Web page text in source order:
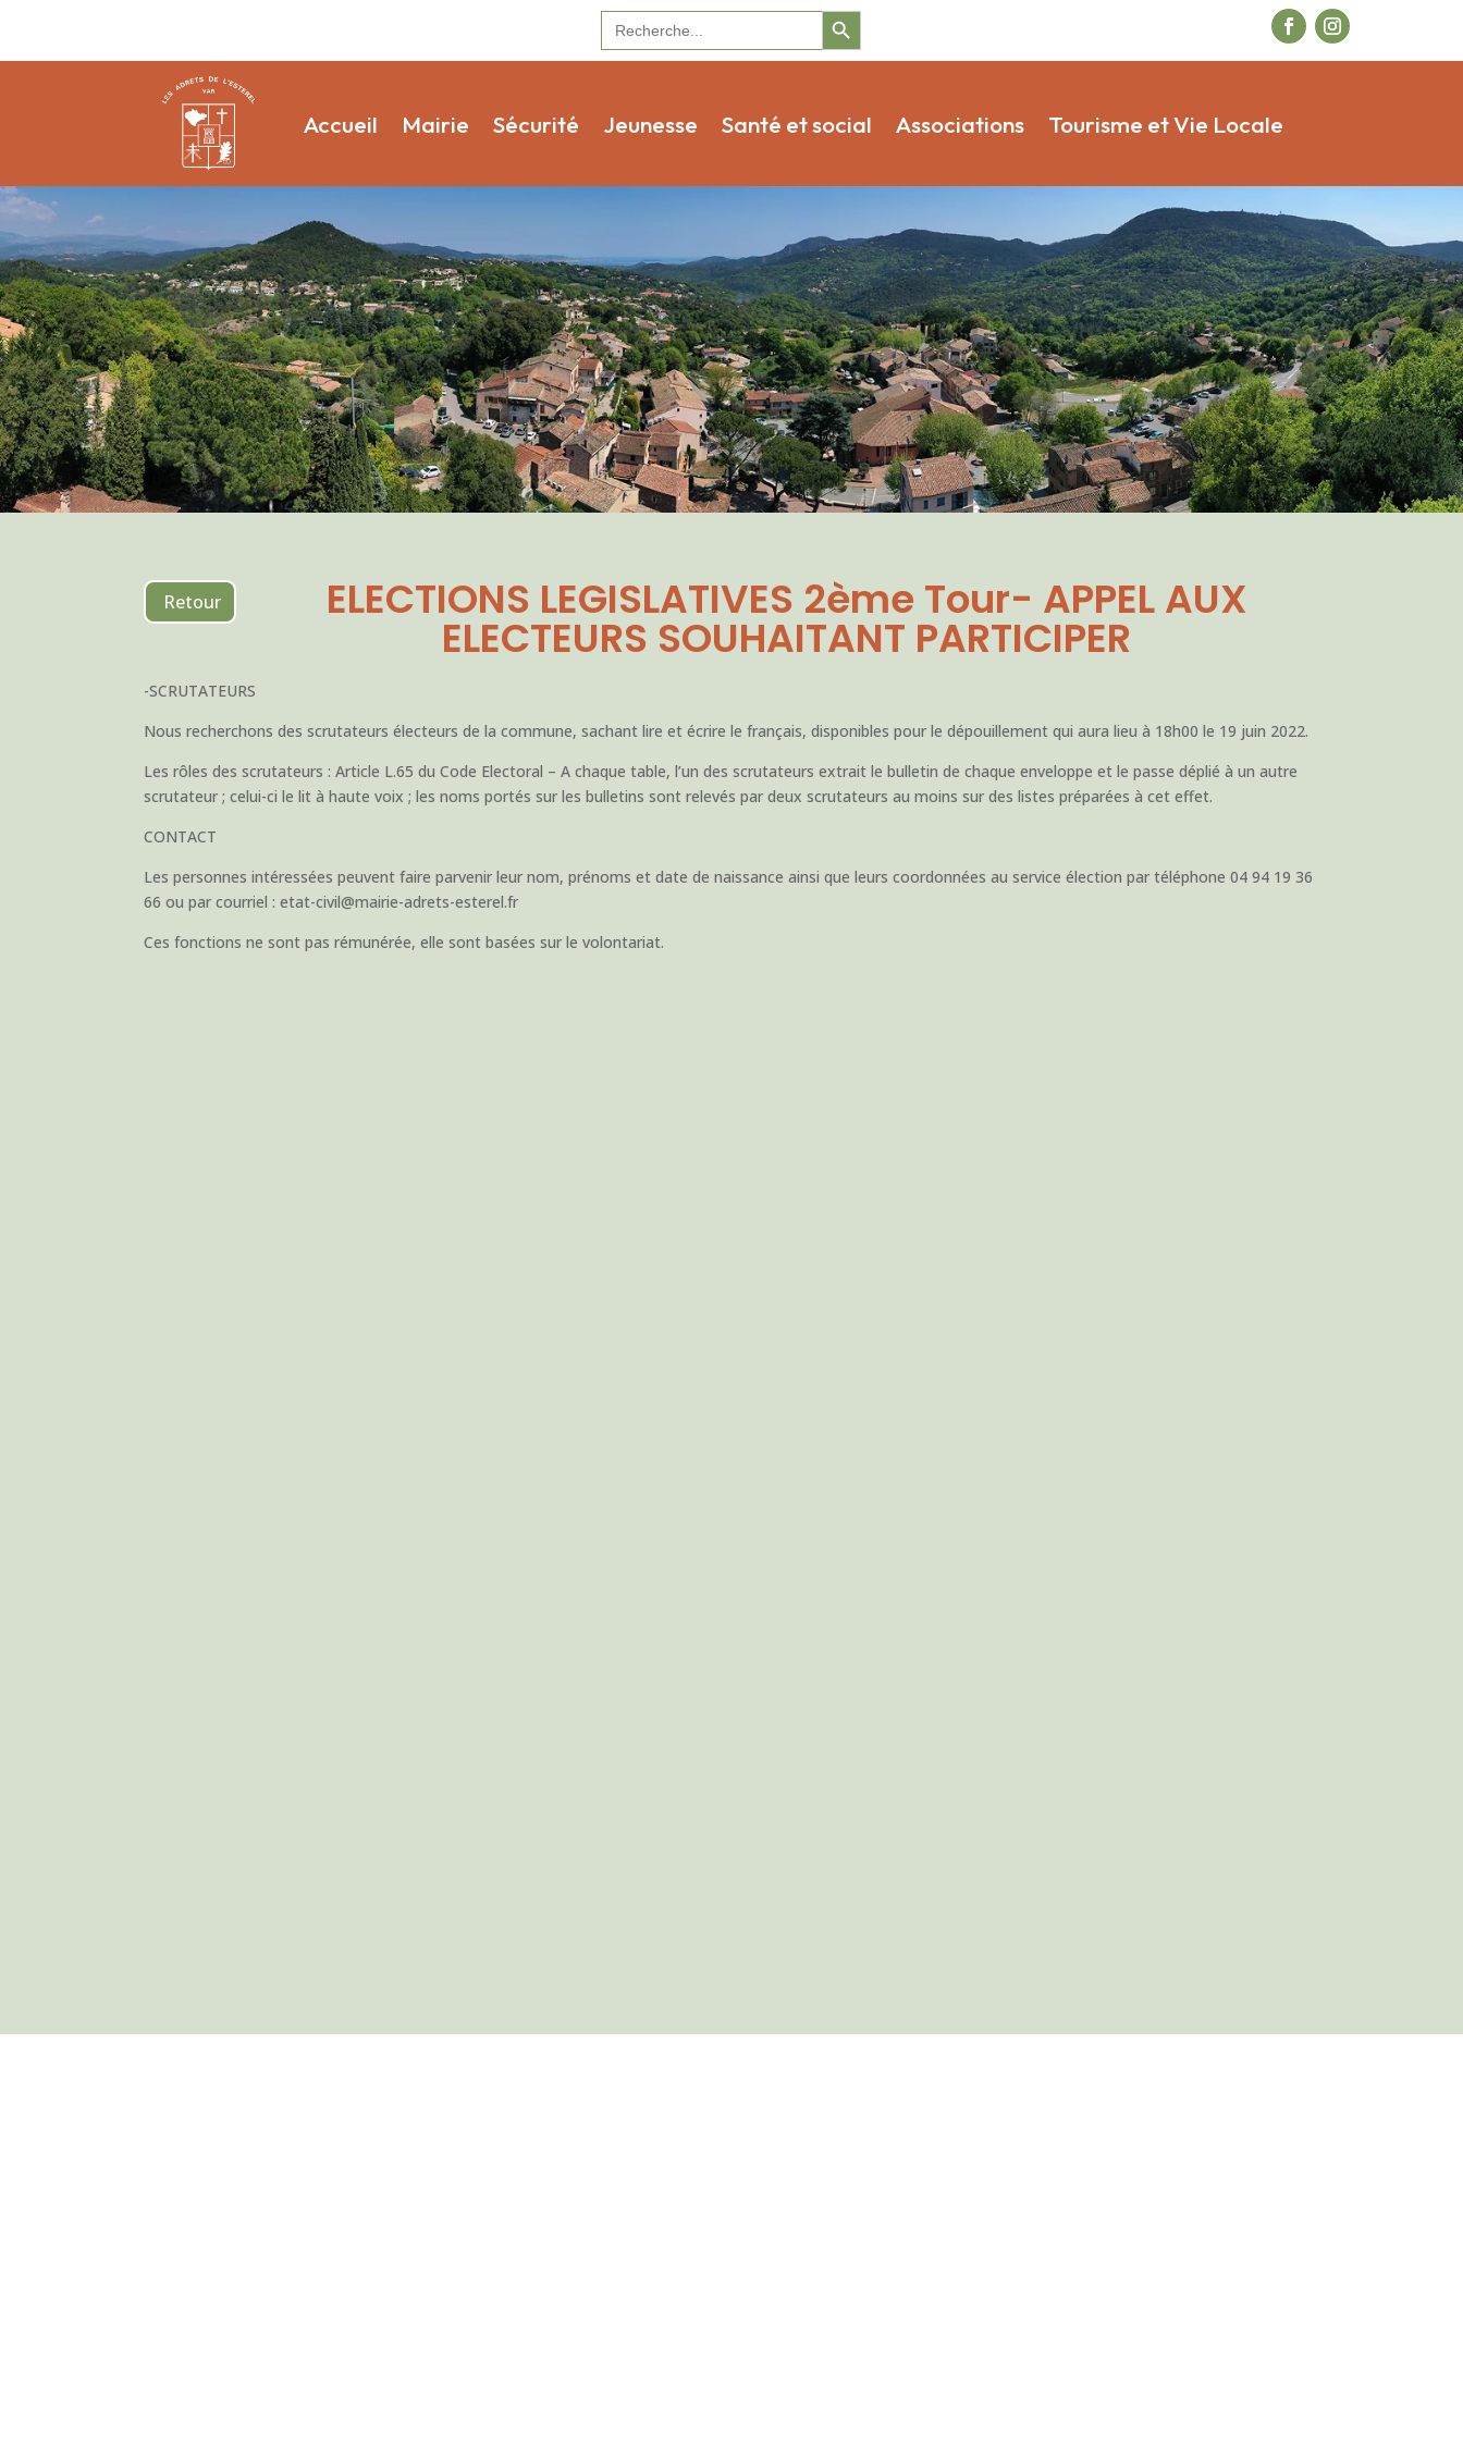
Search
for:
Search Button
Accueil Mairie Sécurité Jeunesse Santé et social Associations Tourisme et Vie Locale
Retour ELECTIONS LEGISLATIVES 2ème Tour- APPEL AUX
ELECTEURS SOUHAITANT PARTICIPER
-SCRUTATEURS
Nous recherchons des scrutateurs électeurs de la commune, sachant lire et écrire le français, disponibles pour le dépouillement qui aura lieu à 18h00 le 19 juin 2022.
Les rôles des scrutateurs : Article L.65 du Code Electoral – A chaque table, l’un des scrutateurs extrait le bulletin de chaque enveloppe et le passe déplié à un autre
scrutateur ; celui-ci le lit à haute voix ; les noms portés sur les bulletins sont relevés par deux scrutateurs au moins sur des listes préparées à cet effet.
CONTACT
Les personnes intéressées peuvent faire parvenir leur nom, prénoms et date de naissance ainsi que leurs coordonnées au service élection par téléphone 04 94 19 36
66 ou par courriel : etat-civil@mairie-adrets-esterel.fr
Ces fonctions ne sont pas rémunérée, elle sont basées sur le volontariat.